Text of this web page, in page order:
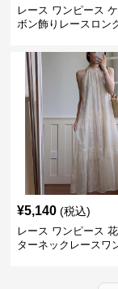
レース ワンピース
ボン飾りレースロン
¥5,140 (税込)
レース ワンピース
ターネックレースワ